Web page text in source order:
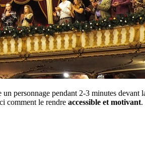
personnage pendant 2-3 minutes
comment le rendre accessible et motivant.